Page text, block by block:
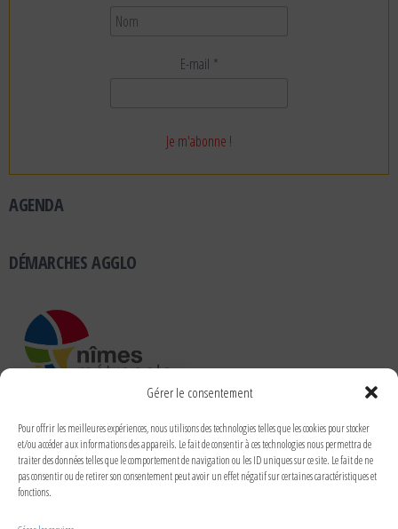
Gérer le consentement
Pour offrir les meilleures expériences, nous utilisons des technologies telles que les cookies pour stocker
et/ou accéder aux informations des appareils. Le fait de consentir à ces technologies nous permettra de
traiter des données telles que le comportement de navigation ou les ID uniques sur ce site. Le fait de ne
pas consentir ou de retirer son consentement peut avoir un effet négatif sur certaines caractéristiques et
fonctions.
E-mail *
AGENDA
DÉMARCHES AGGLO
RUBRIQUES